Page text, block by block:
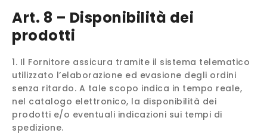
Art. 8 – Disponibilità dei
prodotti
Il Fornitore assicura tramite il sistema telematico
utilizzato l’elaborazione ed evasione degli ordini
senza ritardo. A tale scopo indica in tempo reale,
nel catalogo elettronico, la disponibilità dei
prodotti e/o eventuali indicazioni sui tempi di
spedizione.